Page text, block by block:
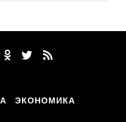
ЭКОНОМИКА